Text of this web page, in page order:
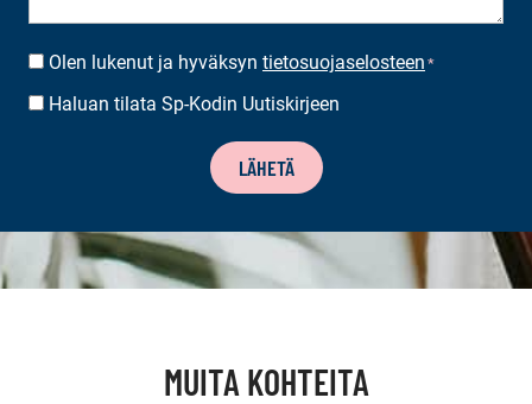
SUOSTUMUS*
Olen lukenut ja hyväksyn tietosuojaselosteen *
UUTISKIRJEEN
Haluan tilata Sp-Kodin Uutiskirjeen
LÄHETÄ
MUITA KOHTEITA